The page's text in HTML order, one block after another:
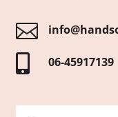

 06-45917139